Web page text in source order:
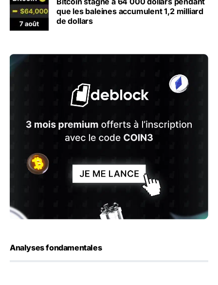
que les baleines accumulent 1,2 milliard
de dollars
Analyses fondamentales